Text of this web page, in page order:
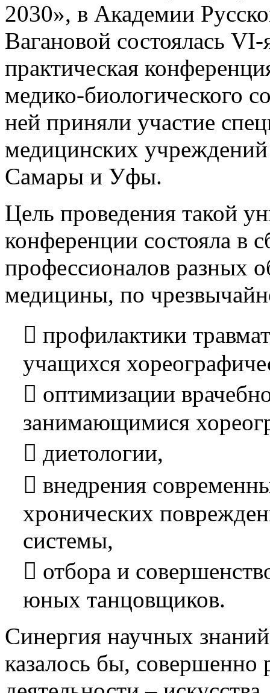
2030», в Академии
Вагановой состоялась
практическая
медико-биологического
ней приняли участие
медицинских
Самары и Уфы.
Цель проведения такой
конференции состояла в
профессионалов разных
медицины, по
 профилактики
учащихся
 оптимизации
занимающимися
 диетологии,
 внедрения
хронических
системы,
 отбора и
юных танцовщиков.
Синергия научных
казалось бы, совершенно